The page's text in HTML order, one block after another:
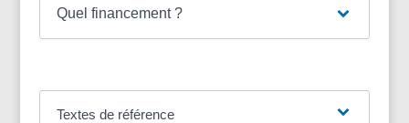
Quel financement ?
Textes de référence